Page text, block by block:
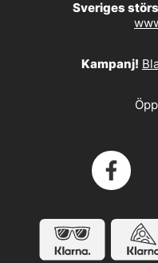
Sveriges
Kampanj!